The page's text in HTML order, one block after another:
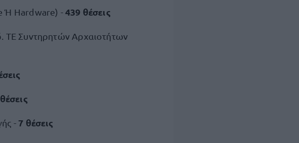
Ή Hardware) -439 θέσεις
ΤΕ Συντηρητών Αρχαιοτήτων
- 7 θέσεις